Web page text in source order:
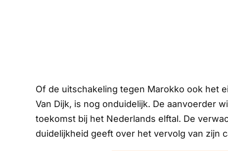
Of de uitschakeling tegen Marokko ook het
Van Dijk, is nog onduidelijk. De aanvoerder
toekomst bij het Nederlands elftal. De
duidelijkheid geeft over het vervolg van zijn